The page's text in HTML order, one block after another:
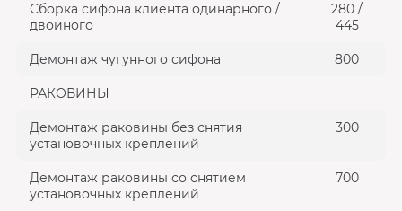
Сборка сифона клиента одинарного /
двоиного
280 /
445
Демонтаж чугунного сифона 800
РАКОВИНЫ
Демонтаж раковины без снятия
установочных креплений
300
Демонтаж раковины со снятием
установочных креплений
700